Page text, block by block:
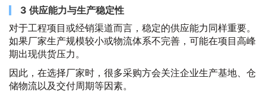
3 供应能力与生产稳定性
对于工程项目或经销渠道而言，稳定的供应能力同样重要。
如果厂家生产规模较小或物流体系不完善，可能在项目高峰
期出现供货压力。
因此，在选择厂家时，很多采购方会关注企业生产基地、仓
储物流以及交付周期等因素。